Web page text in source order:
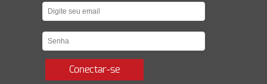
Conectar-se